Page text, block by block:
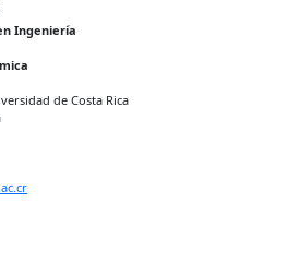
Ingeniería
de Costa Rica